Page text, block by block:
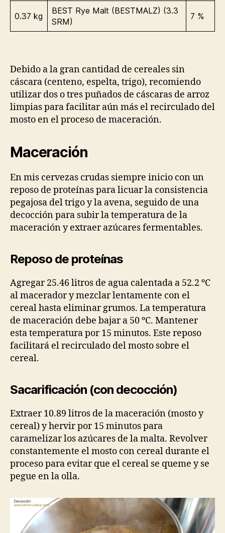
0.37 kg
BEST Rye Malt (BESTMALZ) (3.3
SRM)
7 %
Debido a la gran cantidad de cereales sin
cáscara (centeno, espelta, trigo), recomiendo
utilizar dos o tres puñados de cáscaras de arroz
limpias para facilitar aún más el recirculado del
mosto en el proceso de maceración.
Maceración
En mis cervezas crudas siempre inicio con un
reposo de proteínas para licuar la consistencia
pegajosa del trigo y la avena, seguido de una
decocción para subir la temperatura de la
maceración y extraer azúcares fermentables.
Reposo de proteínas
Agregar 25.46 litros de agua calentada a 52.2 ºC
al macerador y mezclar lentamente con el
cereal hasta eliminar grumos. La temperatura
de maceración debe bajar a 50 ºC. Mantener
esta temperatura por 15 minutos. Este reposo
facilitará el recirculado del mosto sobre el
cereal.
Sacarificación (con decocción)
Extraer 10.89 litros de la maceración (mosto y
cereal) y hervir por 15 minutos para
caramelizar los azúcares de la malta. Revolver
constantemente el mosto con cereal durante el
proceso para evitar que el cereal se queme y se
pegue en la olla.